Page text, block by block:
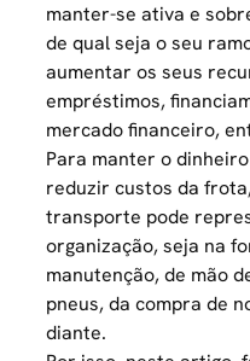
manter-se ativa e
de qual seja o seu
aumentar os seus
empréstimos,
mercado financeiro,
Para manter o
reduzir custos da frota
transporte pode
organização, seja na
manutenção, de mão
pneus, da compra de
diante.